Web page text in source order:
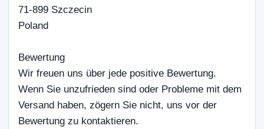
71-899 Szczecin
Poland
Bewertung
Wir freuen uns über jede positive Bewertung.
Wenn Sie unzufrieden sind oder Probleme mit dem
Versand haben, zögern Sie nicht, uns vor der
Bewertung zu kontaktieren.